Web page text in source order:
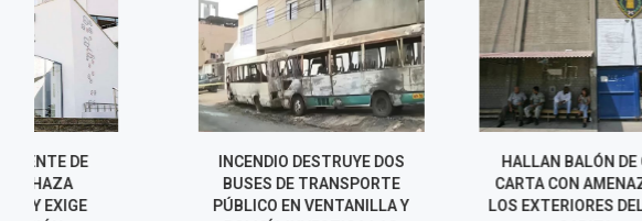
INCENDIO DESTRUYE DOS
BUSES DE TRANSPORTE
PÚBLICO EN VENTANILLA Y
HALLAN BALÓN DE GAS Y
CARTA CON AMENAZAS EN
LOS EXTERIORES DEL PENAL
DICTAN
PRISIÓN
INVESTIGADO